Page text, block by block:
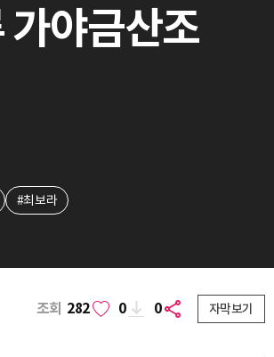
야금산조
#최보라
조회 282 0 0 자막보기